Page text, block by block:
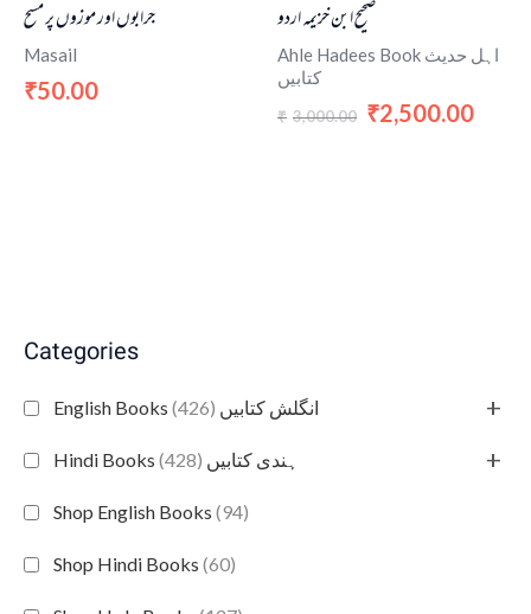
Categories
English Books انگلش کتابیں (426) +
Hindi Books ہندی کتابیں (428) +
Shop English Books (94)
Shop Hindi Books (60)
جرابوں اور موزوں پر مسح
Masail
₹50.00
صحیح ابن خزیمہ اردو
Ahle Hadees Book اہل حدیث
کتابیں
₹ 3,000.00 ₹2,500.00